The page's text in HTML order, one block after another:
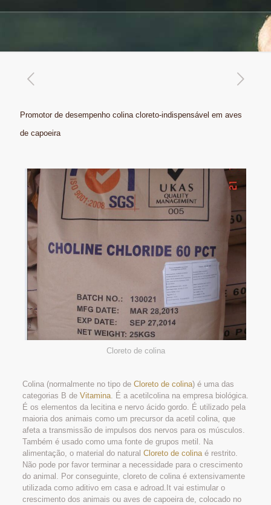
Promotor de desempenho colina cloreto-indispensável em aves
de capoeira
Cloreto de colina
Colina (normalmente no tipo de Cloreto de colina) é uma das
categorias B de Vitamina. É a acetilcolina na empresa biológica.
É os elementos da lecitina e nervo ácido gordo. É utilizado pela
maioria dos animais como um precursor da acetil colina, que
afeta a transmissão de impulsos dos nervos para os músculos.
Também é usado como uma fonte de grupos metil. Na
alimentação, o material do natural Cloreto de colinaé restrito.
Não pode por favor terminar a necessidade para o crescimento
do animal. Por conseguinte, cloreto de colina é extensivamente
utilizada como aditivo em casa e adroad.It vai estimular o
crescimento dos animais ou aves de capoeira de, colocado no